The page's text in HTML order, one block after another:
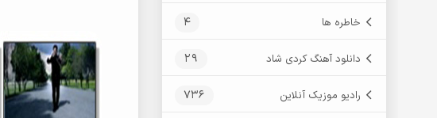
خاطره ها 4
دانلود آهنگ کردی شاد 29
رادیو موزیک آنلاین 736